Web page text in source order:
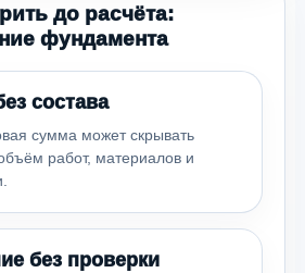
до расчёта:
фундамента
состава
сумма может скрывать
работ, материалов и
без проверки